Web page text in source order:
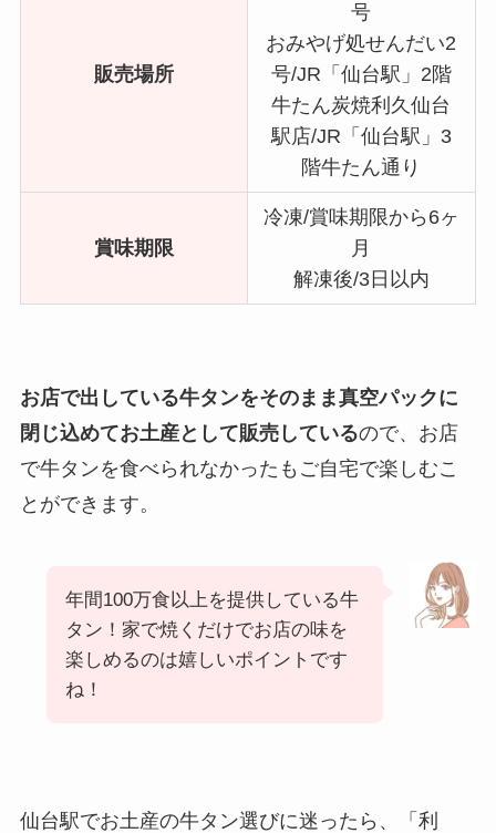
販売場所
号
おみやげ処せんだい2
号/JR「仙台駅」2階
牛たん炭焼利久仙台
駅店/JR「仙台駅」3
階牛たん通り
賞味期限
冷凍/賞味期限から6ヶ
月
解凍後/3日以内
お店で出している牛タンをそのまま真空パックに
閉じ込めてお土産として販売しているので、お店
で牛タンを食べられなかったもご自宅で楽しむこ
とができます。
年間100万食以上を提供している牛
タン！家で焼くだけでお店の味を
楽しめるのは嬉しいポイントです
ね！
仙台駅でお土産の牛タン選びに迷ったら、「利